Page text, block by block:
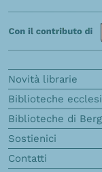
Novità librarie
Biblioteche
Biblioteche di
Sostienici
Contatti